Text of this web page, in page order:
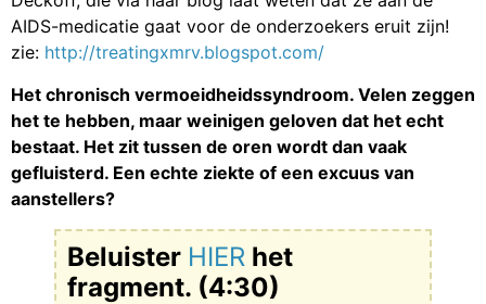
AIDS-medicatie gaat voor de onderzoekers eruit zijn!
zie: http://treatingxmrv.blogspot.com/
Het chronisch vermoeidheidssyndroom. Velen zeggen
het te hebben, maar weinigen geloven dat het echt
bestaat. Het zit tussen de oren wordt dan vaak
gefluisterd. Een echte ziekte of een excuus van
aanstellers?
Beluister HIER het
fragment. (4:30)